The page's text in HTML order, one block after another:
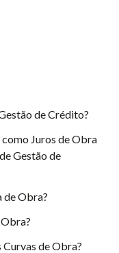
de Crédito?
Juros de Obra
Gestão de
de Obra?
de Obra?